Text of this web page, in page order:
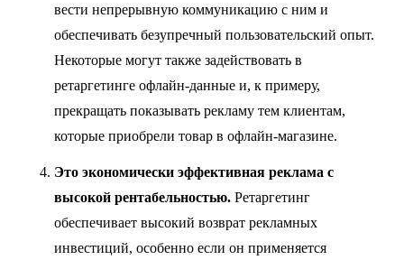
вести непрерывную коммуникацию с ним и
обеспечивать безупречный пользовательский опыт.
Некоторые могут также задействовать в
ретаргетинге офлайн-данные и, к примеру,
прекращать показывать рекламу тем клиентам,
которые приобрели товар в офлайн-магазине.
Это экономически эффективная реклама с
высокой рентабельностью. Ретаргетинг
обеспечивает высокий возврат рекламных
инвестиций, особенно если он применяется